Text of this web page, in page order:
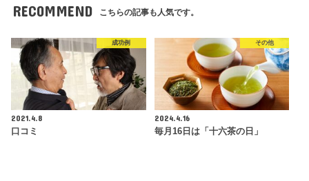
RECOMMEND こちらの記事も人気です。
成功例
2021.4.8
口コミ
その他
2024.4.16
毎月16日は「十六茶の日」